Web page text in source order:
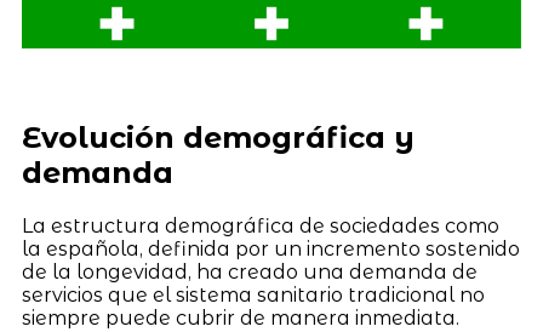
Evolución demográfica y
demanda
La estructura demográfica de sociedades como
la española, definida por un incremento sostenido
de la longevidad, ha creado una demanda de
servicios que el sistema sanitario tradicional no
siempre puede cubrir de manera inmediata.